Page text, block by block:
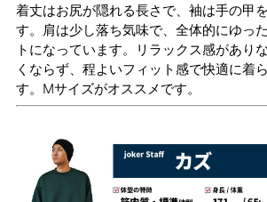
着丈はお尻が隠れる長さで、袖は手の甲
す。肩は少し落ち気味で、全体的にゆっ
トになっています。リラックス感があり
くならず、程よいフィット感で快適に着
す。Mサイズがオススメです。